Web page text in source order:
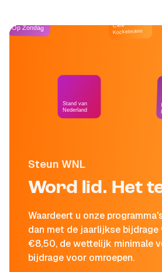
Steun WNL
Word lid. Het
Waardeert u onze
dan met de jaarlijkse bijdrage
€8,50, de wettelijk minimale
bijdrage voor omroepen.
Op Zondag
Stand van
Nederland
Café
Kockelmann